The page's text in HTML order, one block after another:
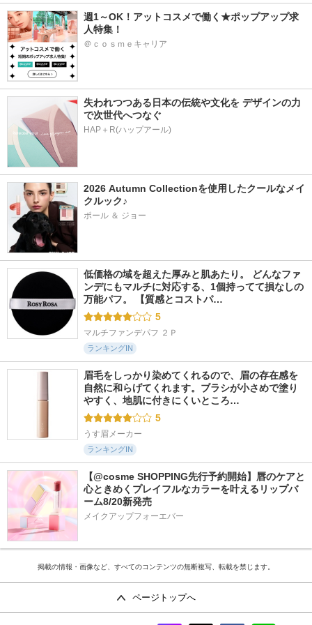
週1～OK！アットコスメで働く★ポップアップ求
人特集！
＠ｃｏｓｍｅキャリア
失われつつある日本の伝統や文化を デザインの力
で次世代へつなぐ
HAP＋R(ハップアール)
2026 Autumn Collectionを使用したクールなメイ
クルック♪
ポール ＆ ジョー
低価格の域を超えた厚みと肌あたり。 どんなファ
ンデにもマルチに対応する、1個持ってて損なしの
万能パフ。 【質感とコストパ…
5
マルチファンデパフ ２Ｐ
ランキングIN
眉毛をしっかり染めてくれるので、眉の存在感を
自然に和らげてくれます。ブラシが小さめで塗り
やすく、地肌に付きにくいところ…
5
うす眉メーカー
ランキングIN
【@cosme SHOPPING先行予約開始】唇のケアと
心ときめくプレイフルなカラーを叶えるリップバ
ーム8/20新発売
メイクアップフォーエバー
掲載の情報・画像など、すべてのコンテンツの無断複写、転載を禁じます。
ページトップへ